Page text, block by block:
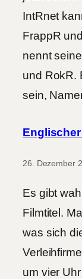
IntRnet
FrappR
nennt
und RokR.
sein,
26. Dezember
Es gibt
Filmtitel.
was sich
um vier